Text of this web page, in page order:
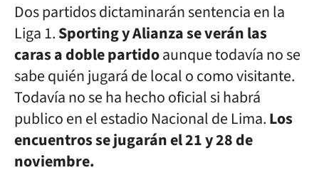
Dos partidos dictaminarán sentencia en la
Liga 1.Sporting y Alianza se verán las
caras a doble partidoaunque todavía no se
sabe quién jugará de local o como visitante.
Todavía no se ha hecho oficial si habrá
publico en el estadio Nacional de Lima.Los
encuentros se jugarán el 21 y 28 de
noviembre.